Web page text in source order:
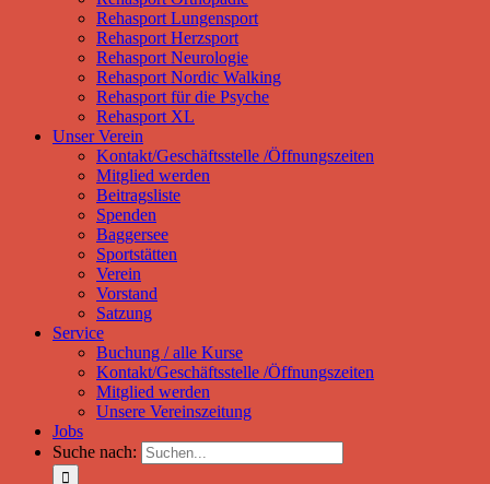
Rehasport Lungensport
Rehasport Herzsport
Rehasport Neurologie
Rehasport Nordic Walking
Rehasport für die Psyche
Rehasport XL
Unser Verein
Kontakt/Geschäftsstelle /Öffnungszeiten
Mitglied werden
Beitragsliste
Spenden
Baggersee
Sportstätten
Verein
Vorstand
Satzung
Service
Buchung / alle Kurse
Kontakt/Geschäftsstelle /Öffnungszeiten
Mitglied werden
Unsere Vereinszeitung
Jobs
Suche nach: